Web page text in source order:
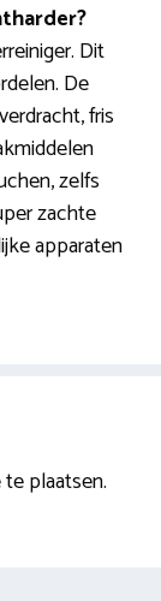
Dit
De
fris
zelfs
zachte
apparaten
plaatsen.